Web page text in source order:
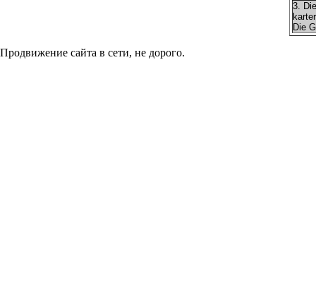
3.
Die
Продвижение сайта в сети, не дорого.